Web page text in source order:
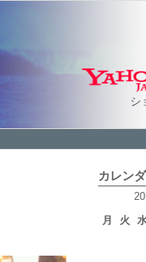
シ
カレン
月
火